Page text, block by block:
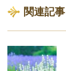
関連記事